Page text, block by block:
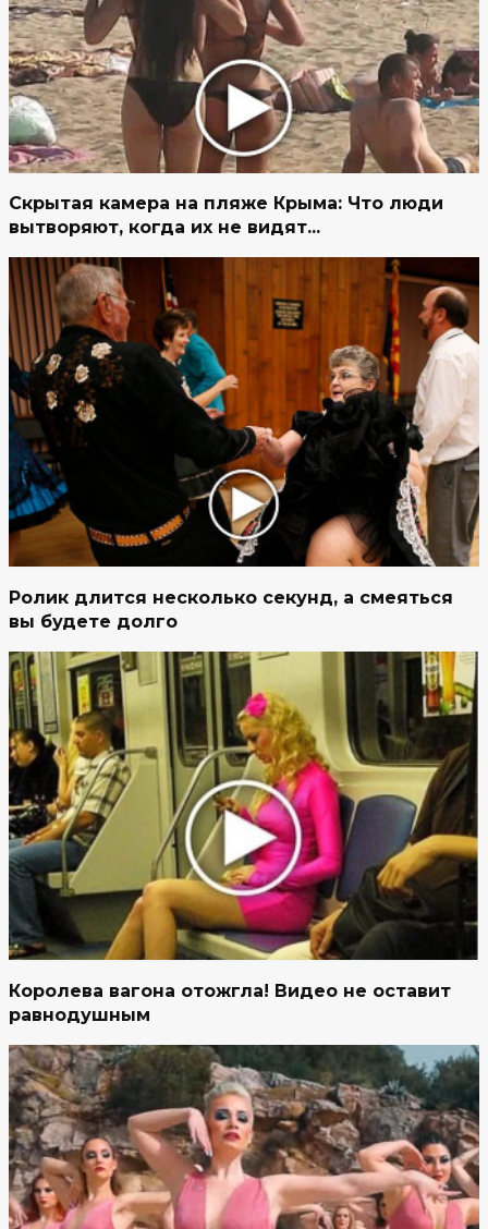
Скрытая камера на пляже Крыма: Что люди
вытворяют, когда их не видят...
Ролик длится несколько секунд, а смеяться
вы будете долго
Королева вагона отожгла! Видео не оставит
равнодушным